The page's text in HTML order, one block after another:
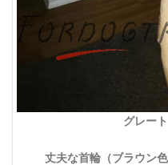
グレー
丈夫な首輪（ブラウン